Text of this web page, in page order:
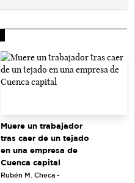
Muere un trabajador
tras caer de un tejado
en una empresa de
Cuenca capital
Rubén M. Checa -